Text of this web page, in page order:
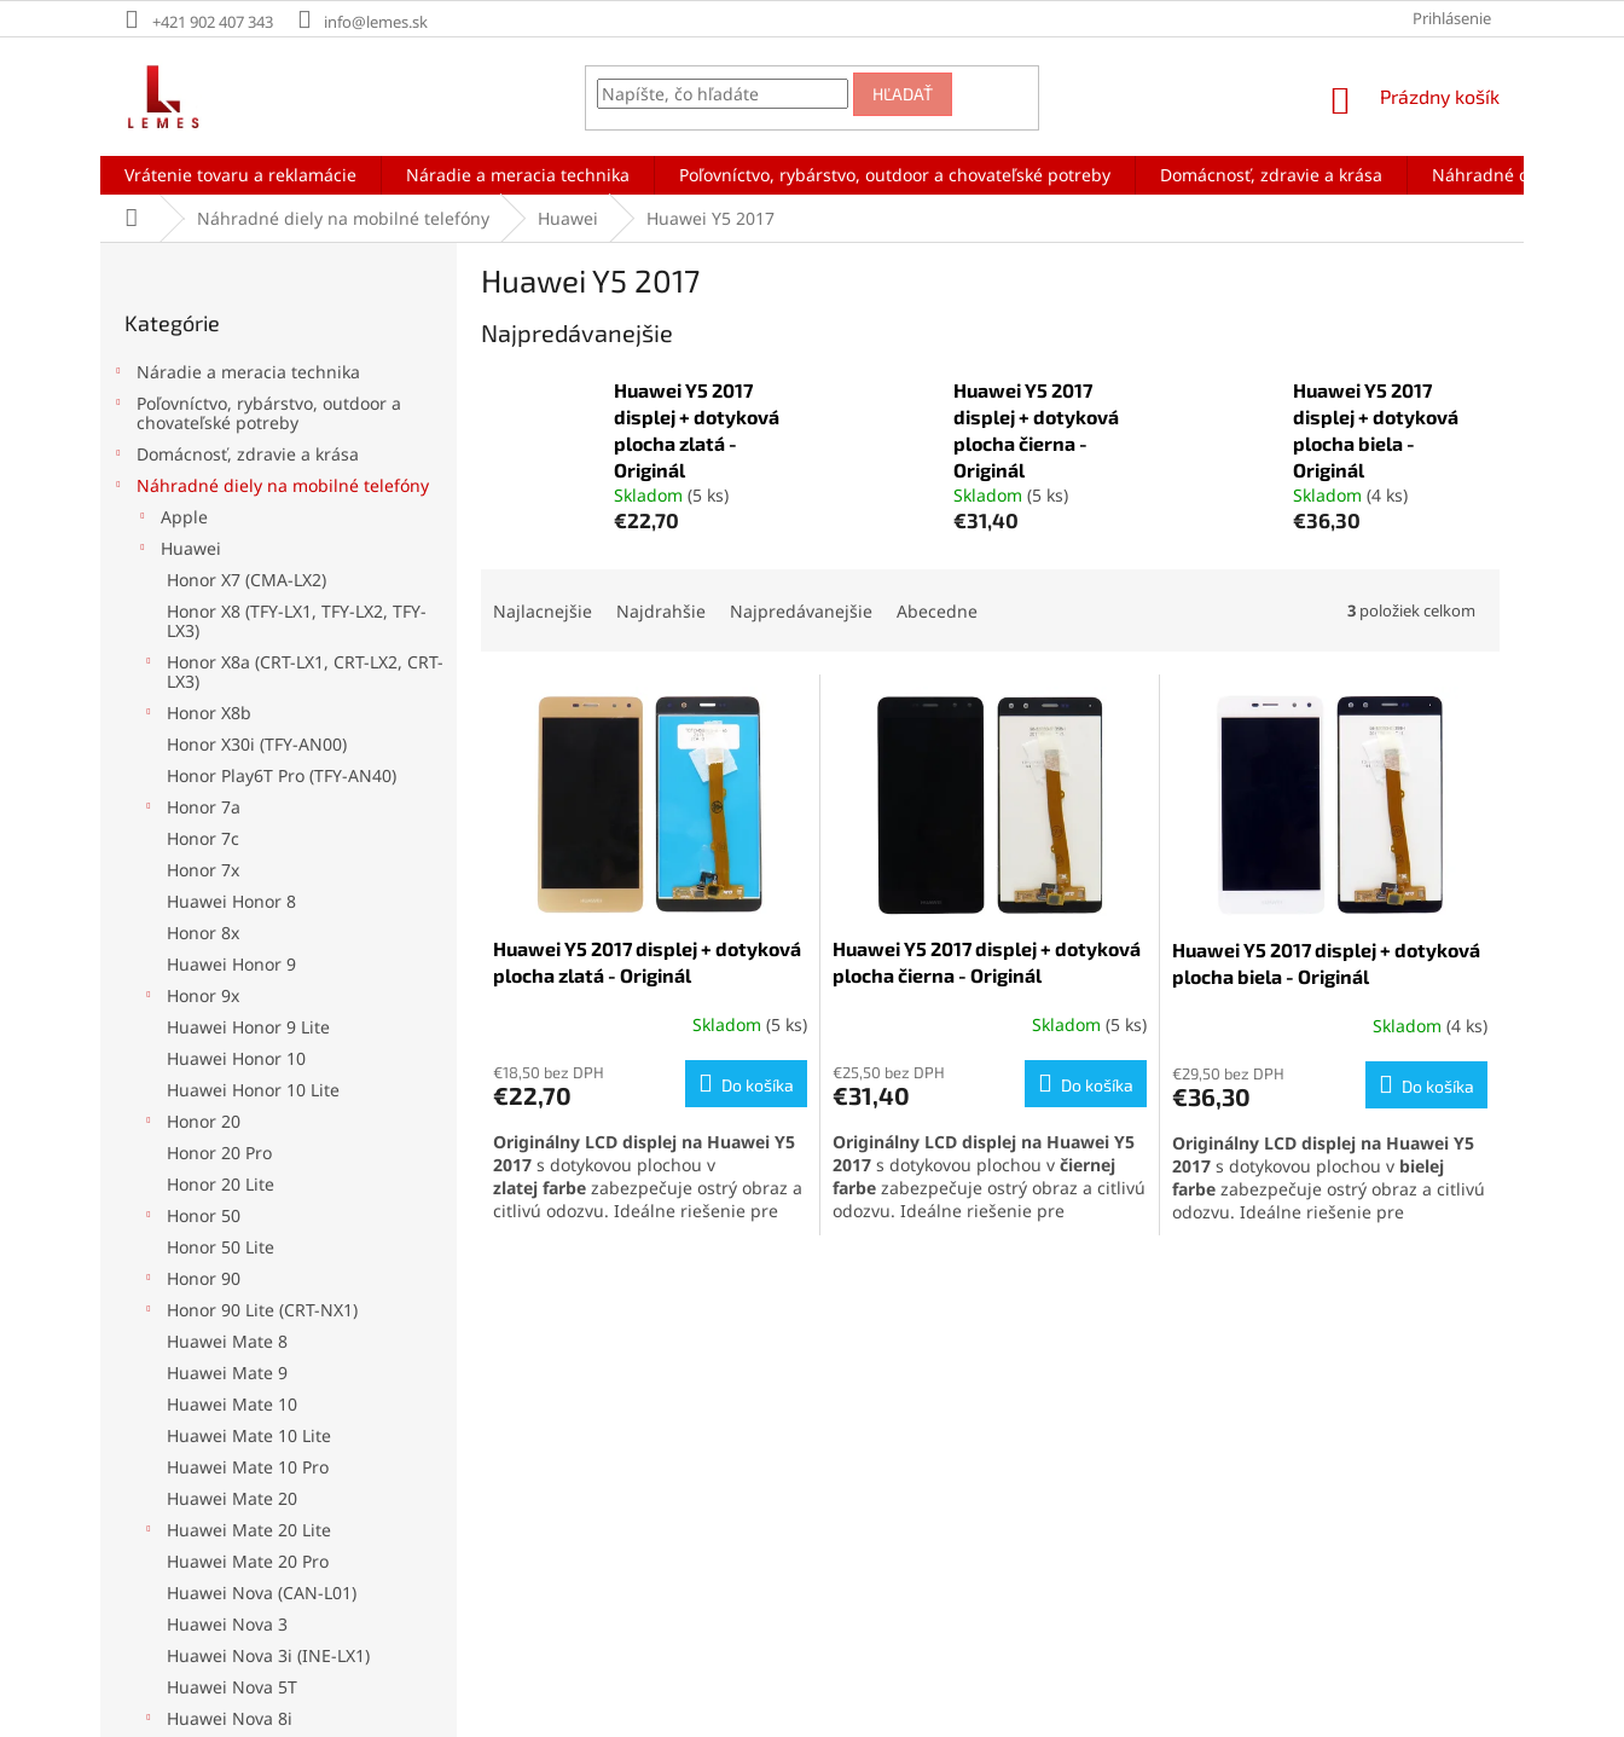
na
+421 902 407 343 info@lemes.sk Prihlásenie
HĽADAŤ
NÁKUPNÝ
Prázdny košík
Vrátenie tovaru a reklamácie Náradie a meracia technika Poľovníctvo, rybárstvo, outdoor a chovateľské potreby Domácnosť, zdravie a krása
Náhradné diely na
DomovNáhradné diely na mobilné telefóny Huawei Huawei Y5 2017
kategórie
Kategórie
Náradie a meracia technika
Poľovníctvo, rybárstvo, outdoor a
chovateľské potreby
Domácnosť, zdravie a krása
Náhradné diely na mobilné telefóny
Apple
Huawei
Honor X7 (CMA-LX2)
Honor X8 (TFY-LX1, TFY-LX2, TFY-
LX3)
Honor X8a (CRT-LX1, CRT-LX2, CRT-
LX3)
Honor X8b
Honor X30i (TFY-AN00)
Honor Play6T Pro (TFY-AN40)
Honor 7a
Honor 7c
Honor 7x
Huawei Honor 8
Honor 8x
Huawei Honor 9
Honor 9x
Huawei Honor 9 Lite
Huawei Honor 10
Huawei Honor 10 Lite
Honor 20
Honor 20 Pro
Honor 20 Lite
Honor 50
Honor 50 Lite
Honor 90
Honor 90 Lite (CRT-NX1)
Huawei Mate 8
Huawei Mate 9
Huawei Mate 10
Huawei Mate 10 Lite
Huawei Mate 10 Pro
Huawei Mate 20
Huawei Mate 20 Lite
Huawei Mate 20 Pro
Huawei Nova (CAN-L01)
Huawei Nova 3
Huawei Nova 3i (INE-LX1)
Huawei Nova 5T
Huawei Nova 8i
Huawei Y5 2017
Najpredávanejšie
Huawei Y5 2017
displej + dotyková
plocha zlatá -
Originál
Skladom (5 ks)
€22,70
Huawei Y5 2017
displej + dotyková
plocha čierna -
Originál
Skladom (5 ks)
€31,40
Huawei Y5 2017
displej + dotyková
plocha biela -
Originál
Skladom (4 ks)
€36,30
Najlacnejšie Najdrahšie Najpredávanejšie Abecedne 3 položiek celkom
Huawei Y5 2017 displej + dotyková
plocha zlatá - Originál
Skladom (5 ks)
€18,50 bez DPH
€22,70 Do košíka
Originálny LCD displej na Huawei Y5
2017 s dotykovou plochou v
zlatej farbe zabezpečuje ostrý obraz a
citlivú odozvu. Ideálne riešenie pre
Huawei Y5 2017 displej + dotyková
plocha čierna - Originál
Skladom (5 ks)
€25,50 bez DPH
€31,40 Do košíka
Originálny LCD displej na Huawei Y5
2017s dotykovou plochou v čiernej
farbezabezpečuje ostrý obraz a citlivú
odozvu. Ideálne riešenie pre
Huawei Y5 2017 displej + dotyková
plocha biela - Originál
produktu
je
z
5
hviezdičiek.
Skladom (4 ks)
€29,50 bez DPH
€36,30 Do košíka
Originálny LCD displej na Huawei Y5
2017s dotykovou plochou v bielej
farbezabezpečuje ostrý obraz a citlivú
odozvu. Ideálne riešenie pre